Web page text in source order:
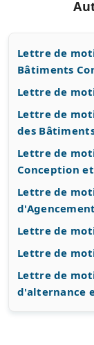
Lettre de
Bâtiments
Lettre de
Lettre de
des Bâtiments
Lettre de
Conception
Lettre de
d'Agencement
Lettre de
Lettre de
Lettre de
d'alternance